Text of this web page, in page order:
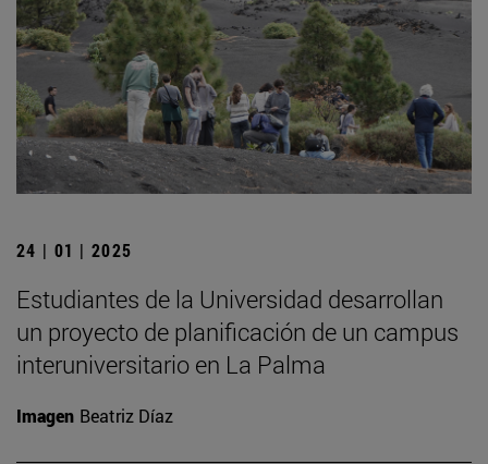
24 | 01 | 2025
Estudiantes de la Universidad desarrollan
un proyecto de planificación de un campus
interuniversitario en La Palma
Imagen Beatriz Díaz